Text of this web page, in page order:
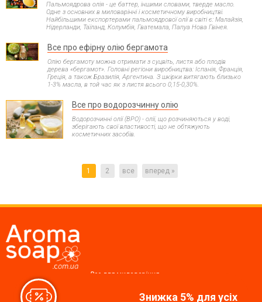
Пальмоядрова олія - це баттер, іншими словами, тверде масло.
Одне з основних в миловарінні і косметичному виробництві.
Найбільшими експортерами пальмоядрової олії в світі є: Малайзія,
Нідерланди, Таїланд, Колумбія, Гватемала, Папуа Нова Гвінея.
Все про ефірну олію бергамота
Олію бергамоту можна отримати з суцвіть, листя або плодів
дерева «бергамот». Головні регіони виробництва: Іспанія, Франція,
Греція, а також Бразилія, Аргентина. З шкірки витягають близько
1-3% масла, в той час як з листя всього 0,15-0,30%.
Все про водорозчинну олію
Водорозчинні олії (ВРО) - олії, що розчиняються у воді,
зберігають свої властивості, що не обтяжують
косметичних засобів.
1 2 все вперед »
Знижка 5% для усіх
Все для миловаріння,